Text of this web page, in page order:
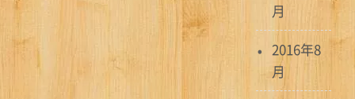
月
2016年8
月